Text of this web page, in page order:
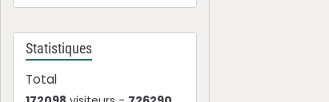
Statistiques
Total